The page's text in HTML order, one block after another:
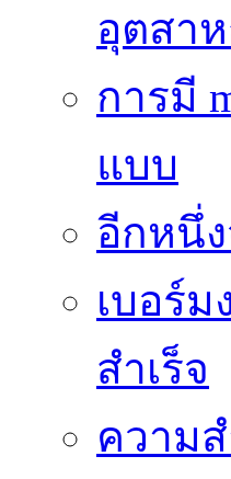
อุตสา
การมี
แบบ
อีกหนึ่ง
เบอร์
สำเร็จ
ความ